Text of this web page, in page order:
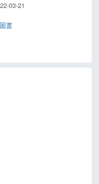
03-21